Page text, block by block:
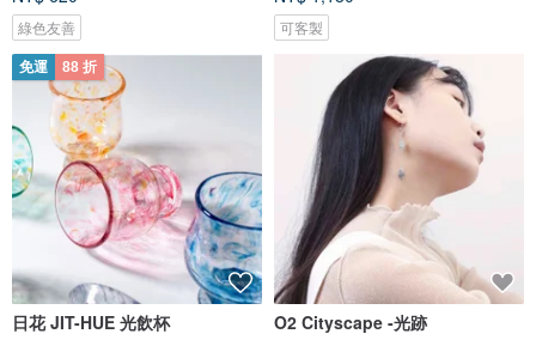
綠色友善 可客製
免運 88 折
日花 JIT-HUE 光飲杯 O2 Cityscape -光跡